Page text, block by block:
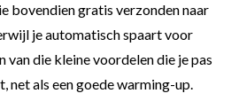
bovendien gratis verzonden naar
je automatisch spaart voor
van die kleine voordelen die je pas
net als een goede warming-up.